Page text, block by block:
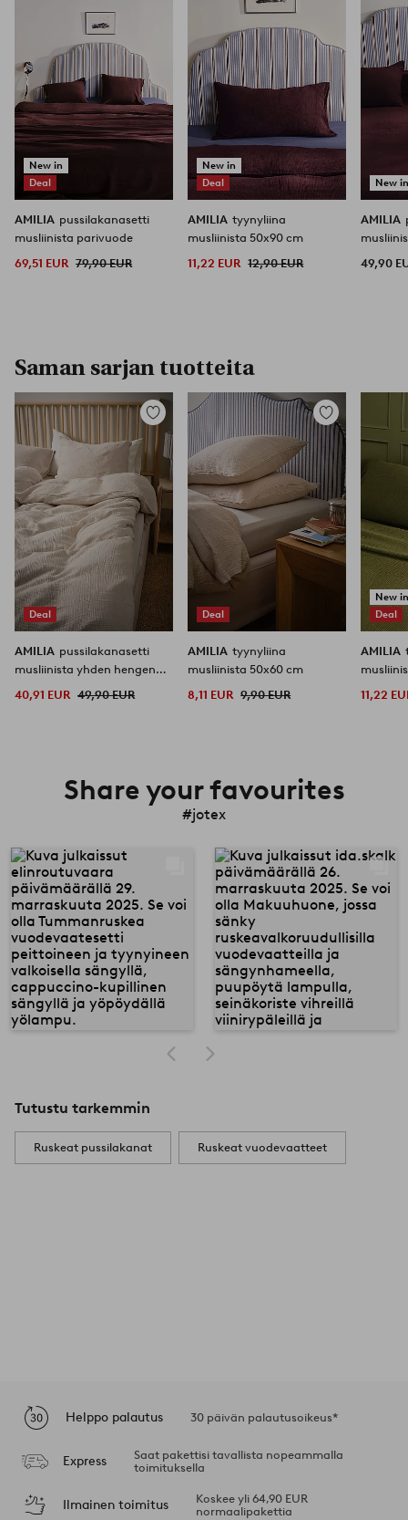
New in
Deal
AMILIA pussilakanasetti
musliinista parivuode
69,51 EUR 79,90 EUR
New in
Deal
AMILIA tyynyliina
musliinista 50x90 cm
11,22 EUR 12,90 EUR
New
AMILIA
49,90
Saman sarjan tuotteita
Deal
Lisää
suosikkeihin
AMILIA pussilakanasetti
musliinista yhden hengen
vuode
40,91 EUR 49,90 EUR
Deal
Lisää
suosikkeihin
AMILIA tyynyliina
musliinista 50x60 cm
8,11 EUR 9,90 EUR
New
Deal
AMILIA
11,22
Share your favourites
#jotex
Tutustu tarkemmin
Ruskeat pussilakanat Ruskeat vuodevaatteet
Helppo palautus 30 päivän palautusoikeus*
Express
Saat pakettisi tavallista nopeammalla
toimituksella
Ilmainen toimitus
Koskee yli 64,90 EUR
normaalipakettia